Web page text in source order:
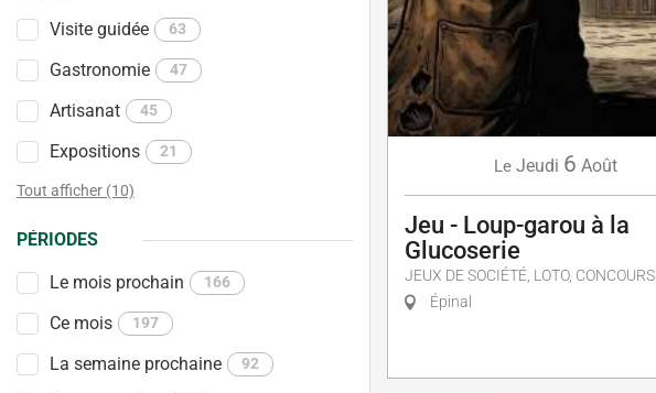
Visite guidée 63
Gastronomie 47
Artisanat 45
Expositions 21
Tout afficher (10)
PÉRIODES
Le mois prochain 166
Ce mois 197
La semaine prochaine 92
Le Jeudi 6 Août
Jeu - Loup-garou à la
Glucoserie
JEUX DE SOCIÉTÉ, LOTO, CONCOURS
Épinal